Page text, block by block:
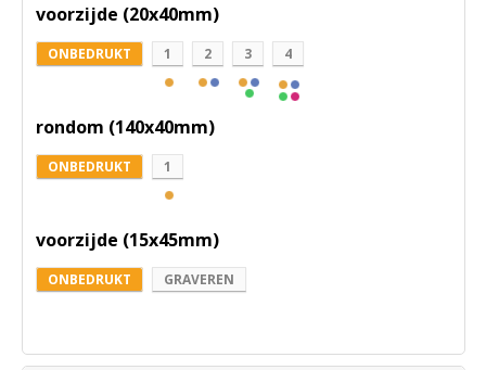
voorzijde (20x40mm)
ONBEDRUKT 1 2 3 4
rondom (140x40mm)
ONBEDRUKT 1
voorzijde (15x45mm)
ONBEDRUKT GRAVEREN